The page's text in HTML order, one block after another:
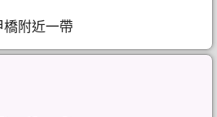
附近一帶